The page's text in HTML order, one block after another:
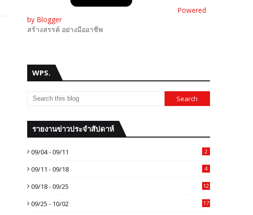
Powered
by Blogger
สร้างสรรค์ อย่างมืออาชีพ
WPS.
รายงานข่าวประจำสัปดาห์
09/04 - 09/11 2
09/11 - 09/18 4
09/18 - 09/25 12
09/25 - 10/02 17